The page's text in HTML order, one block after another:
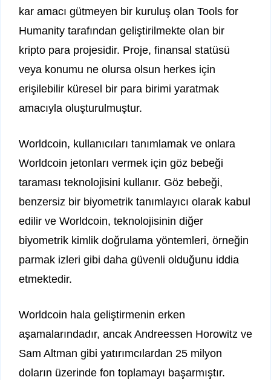
kar amacı gütmeyen bir kuruluş olan Tools for
Humanity tarafından geliştirilmekte olan bir
kripto para projesidir. Proje, finansal statüsü
veya konumu ne olursa olsun herkes için
erişilebilir küresel bir para birimi yaratmak
amacıyla oluşturulmuştur.
Worldcoin, kullanıcıları tanımlamak ve onlara
Worldcoin jetonları vermek için göz bebeği
taraması teknolojisini kullanır. Göz bebeği,
benzersiz bir biyometrik tanımlayıcı olarak kabul
edilir ve Worldcoin, teknolojisinin diğer
biyometrik kimlik doğrulama yöntemleri, örneğin
parmak izleri gibi daha güvenli olduğunu iddia
etmektedir.
Worldcoin hala geliştirmenin erken
aşamalarındadır, ancak Andreessen Horowitz ve
Sam Altman gibi yatırımcılardan 25 milyon
doların üzerinde fon toplamayı başarmıştır.